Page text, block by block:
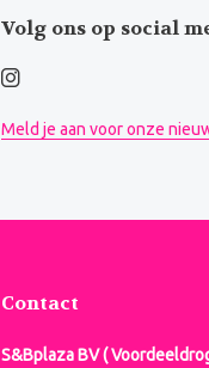
Volg ons op social
Meld je aan voor onze
Contact
S&Bplaza BV (